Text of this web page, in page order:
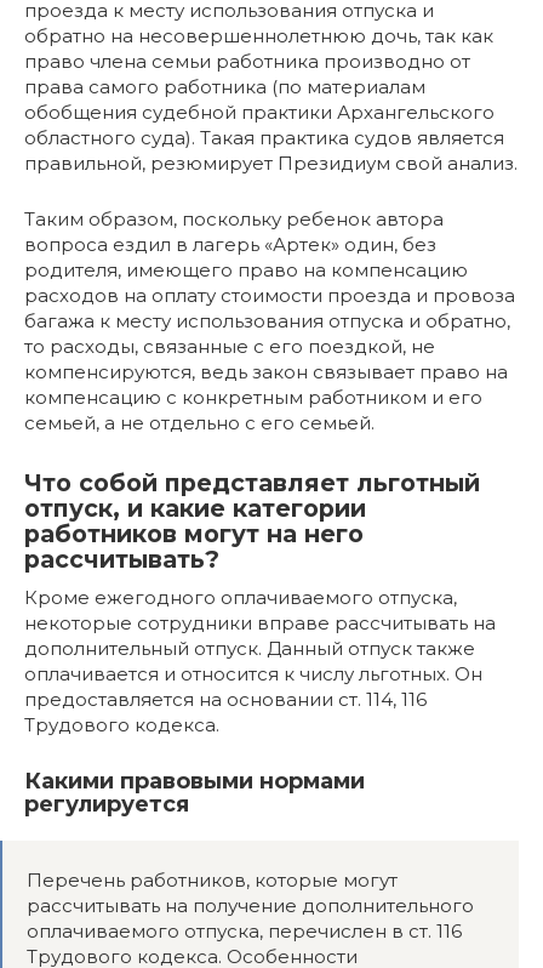
проезда к месту использования отпуска и
обратно на несовершеннолетнюю дочь, так как
право члена семьи работника производно от
права самого работника (по материалам
обобщения судебной практики Архангельского
областного суда). Такая практика судов является
правильной, резюмирует Президиум свой анализ.
Таким образом, поскольку ребенок автора
вопроса ездил в лагерь «Артек» один, без
родителя, имеющего право на компенсацию
расходов на оплату стоимости проезда и провоза
багажа к месту использования отпуска и обратно,
то расходы, связанные с его поездкой, не
компенсируются, ведь закон связывает право на
компенсацию с конкретным работником и его
семьей, а не отдельно с его семьей.
Что собой представляет льготный
отпуск, и какие категории
работников могут на него
рассчитывать?
Кроме ежегодного оплачиваемого отпуска,
некоторые сотрудники вправе рассчитывать на
дополнительный отпуск. Данный отпуск также
оплачивается и относится к числу льготных. Он
предоставляется на основании ст. 114, 116
Трудового кодекса.
Какими правовыми нормами
регулируется
Перечень работников, которые могут
рассчитывать на получение дополнительного
оплачиваемого отпуска, перечислен в ст. 116
Трудового кодекса. Особенности